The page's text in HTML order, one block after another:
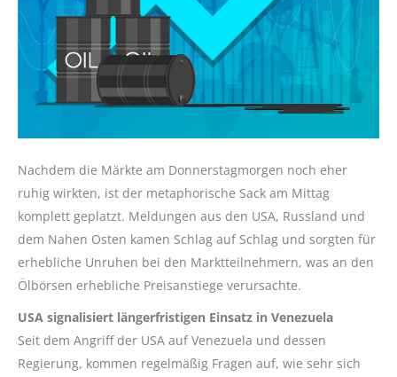
Nachdem die Märkte am Donnerstagmorgen noch eher
ruhig wirkten, ist der metaphorische Sack am Mittag
komplett geplatzt. Meldungen aus den USA, Russland und
dem Nahen Osten kamen Schlag auf Schlag und sorgten für
erhebliche Unruhen bei den Marktteilnehmern, was an den
Ölbörsen erhebliche Preisanstiege verursachte.
USA signalisiert längerfristigen Einsatz in Venezuela
Seit dem Angriff der USA auf Venezuela und dessen
Regierung, kommen regelmäßig Fragen auf, wie sehr sich